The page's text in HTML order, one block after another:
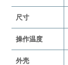
尺寸
操作温度
外壳